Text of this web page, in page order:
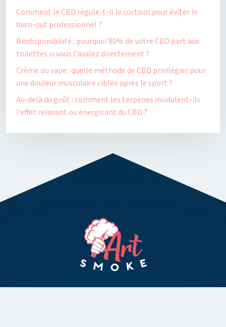
Comment le CBD régule-t-il le cortisol pour éviter le
burn-out professionnel ?
Biodisponibilité : pourquoi 80% de votre CBD part aux
toilettes si vous l’avalez directement ?
Crème ou vape : quelle méthode de CBD privilégier pour
une douleur musculaire ciblée après le sport ?
Au-delà du goût : comment les terpènes modulent-ils
l’effet relaxant ou énergisant du CBD ?